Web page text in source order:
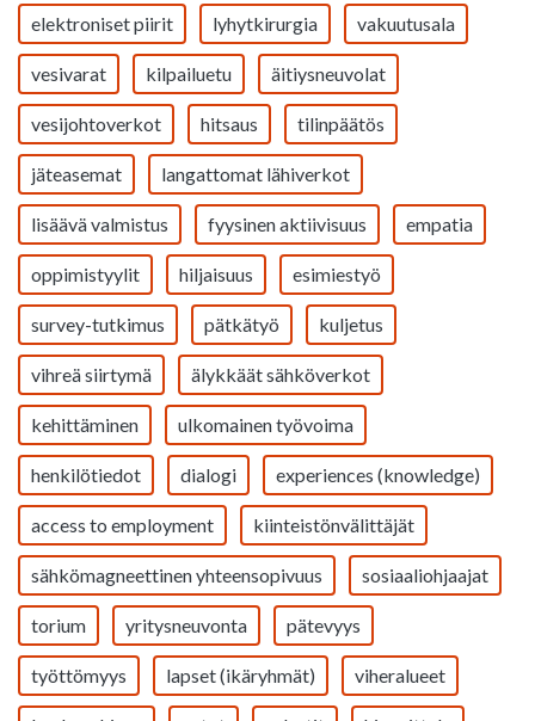
elektroniset piirit lyhytkirurgia vakuutusala
vesivarat kilpailuetu äitiysneuvolat
vesijohtoverkot hitsaus tilinpäätös
jäteasemat langattomat lähiverkot
lisäävä valmistus fyysinen aktiivisuus empatia
oppimistyylit hiljaisuus esimiestyö
survey-tutkimus pätkätyö kuljetus
vihreä siirtymä älykkäät sähköverkot
kehittäminen ulkomainen työvoima
henkilötiedot dialogi experiences (knowledge)
access to employment kiinteistönvälittäjät
sähkömagneettinen yhteensopivuus sosiaaliohjaajat
torium yritysneuvonta pätevyys
työttömyys lapset (ikäryhmät) viheralueet